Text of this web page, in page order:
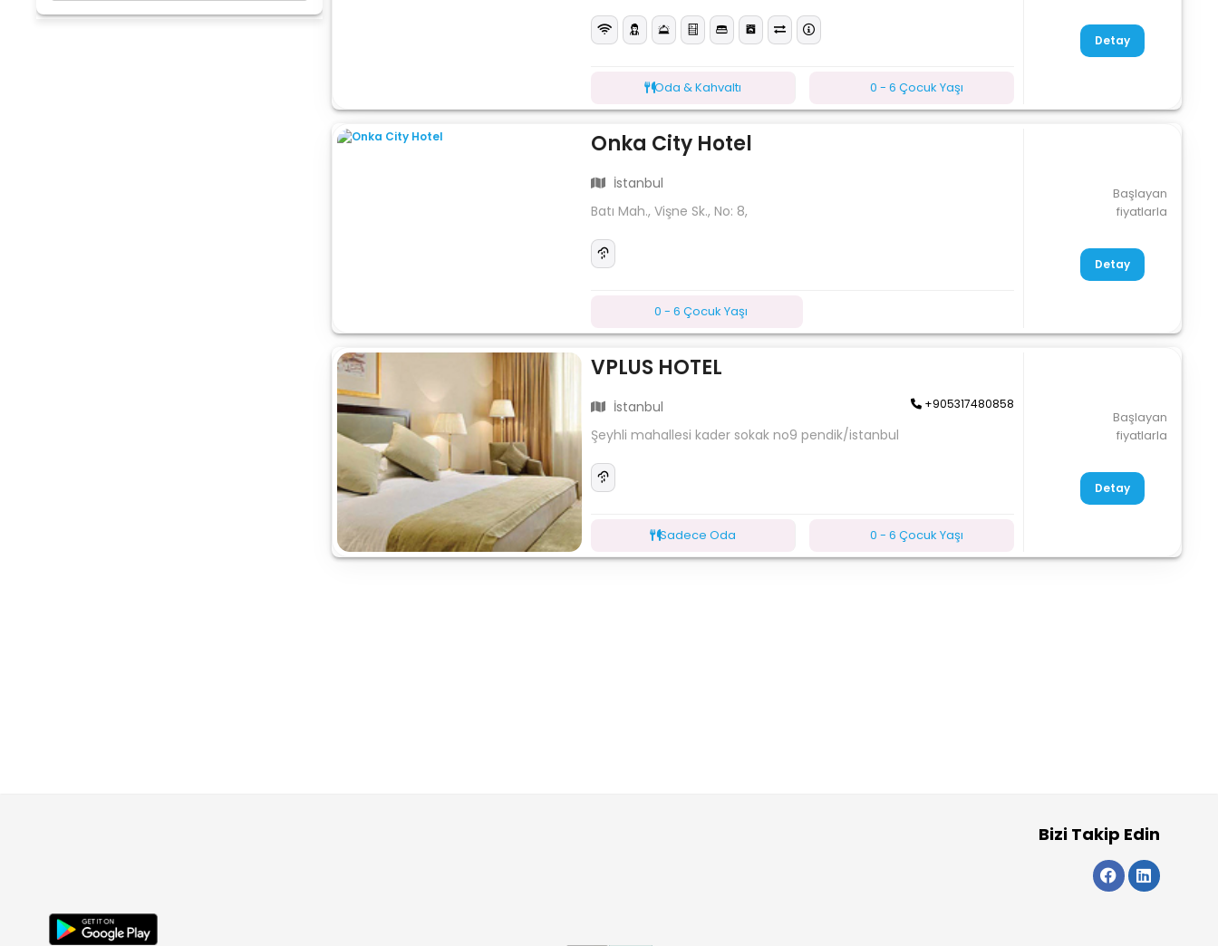
Oda & Kahvaltı 0 - 6 Çocuk Yaşı
Detay
Onka City Hotel
İstanbul
Batı Mah., Vişne Sk., No: 8,
0 - 6 Çocuk Yaşı
Başlayan
fiyatlarla
Detay
VPLUS HOTEL
İstanbul +905317480858
Şeyhli mahallesi kader sokak no9 pendik/istanbul
Sadece Oda 0 - 6 Çocuk Yaşı
Başlayan
fiyatlarla
Detay
Bizi Takip Edin